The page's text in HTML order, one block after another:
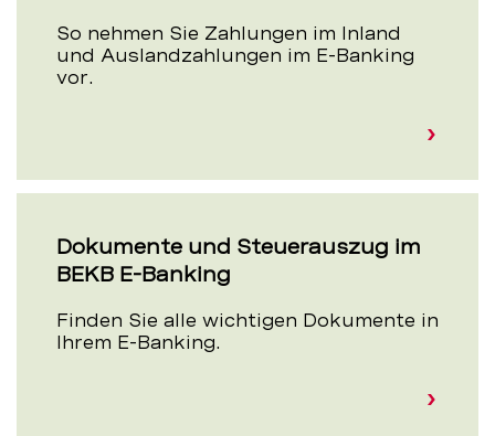
So nehmen Sie Zahlungen im Inland
und Auslandzahlungen im E-Banking
vor.
Dokumente und Steuerauszug im
BEKB E-Banking
Finden Sie alle wichtigen Dokumente in
Ihrem E-Banking.